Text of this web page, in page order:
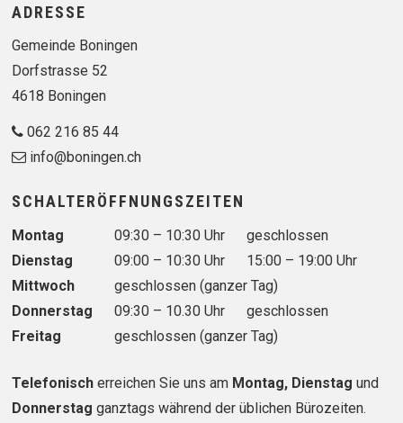
Footer
ADRESSE
Gemeinde Boningen
Dorfstrasse 52
4618 Boningen
062 216 85 44
info@boningen.ch
SCHALTERÖFFNUNGSZEITEN
Wochentag Vormittag Nachmittag
Montag 09:30 – 10:30 Uhr
geschlossen
Dienstag
09:00 – 10:30 Uhr
15:00 – 19:00 Uhr
Mittwoch
geschlossen (ganzer Tag)
Donnerstag
09:30 – 10.30 Uhr
geschlossen
Freitag
geschlossen (ganzer Tag)
Telefonischerreichen Sie uns am Montag, Dienstagund
Donnerstag ganztags während der üblichen Bürozeiten.